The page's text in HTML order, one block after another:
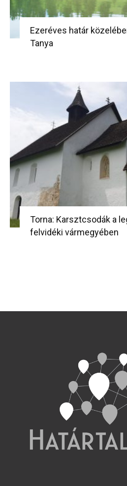
Ezeréves határ
Tanya
Torna: Karsztcsodák a
felvidéki vármegyében